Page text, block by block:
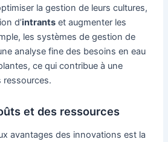
la gestion de leurs cultures,
d’intrants et augmenter les
les systèmes de gestion de
analyse fine des besoins en eau
ce qui contribue à une
ressources.
et des ressources
avantages des innovations est la